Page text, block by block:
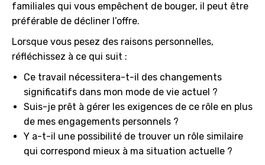
familiales qui vous empêchent de bouger, il peut être
préférable de décliner l’offre.
Lorsque vous pesez des raisons personnelles,
réfléchissez à ce qui suit :
Ce travail nécessitera-t-il des changements
significatifs dans mon mode de vie actuel ?
Suis-je prêt à gérer les exigences de ce rôle en plus
de mes engagements personnels ?
Y a-t-il une possibilité de trouver un rôle similaire
qui correspond mieux à ma situation actuelle ?